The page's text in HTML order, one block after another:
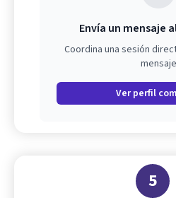
Envía un mensaje
Coordina una sesión
mensaje
Ver perfil
5